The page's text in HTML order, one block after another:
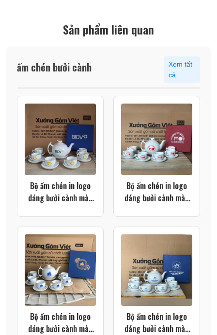
Sản phẩm liên quan
ấm chén bưởi cành
Xem tất
cả
Bộ ấm chén in logo
dáng bưởi cành màu
Bộ ấm chén in logo
dáng bưởi cành màu
Bộ ấm chén in logo
dáng bưởi cành màu
Bộ ấm chén in logo
dáng bưởi cành màu